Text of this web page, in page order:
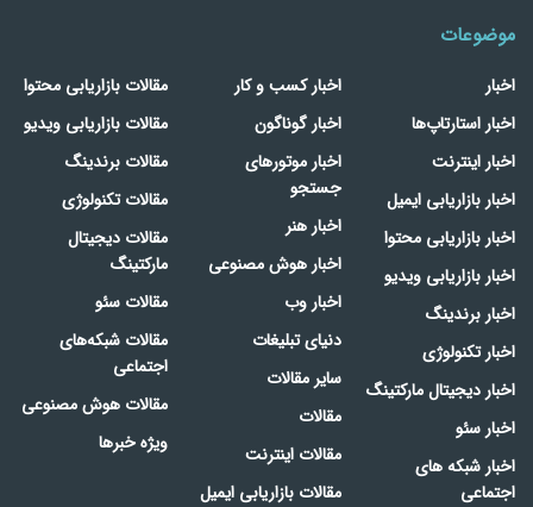
موضوعات
اخبار
اخبار استارتاپ‌ها
اخبار اینترنت
اخبار بازاریابی ایمیل
اخبار بازاریابی محتوا
اخبار بازاریابی ویدیو
اخبار برندینگ
اخبار تکنولوژی
اخبار دیجیتال مارکتینگ
اخبار سئو
اخبار شبکه های
اجتماعی
اخبار کسب و کار
اخبار گوناگون
اخبار موتورهای
جستجو
اخبار هنر
اخبار هوش مصنوعی
اخبار وب
دنیای تبلیغات
سایر مقالات
مقالات
مقالات اینترنت
مقالات بازاریابی ایمیل
مقالات بازاریابی محتوا
مقالات بازاریابی ویدیو
مقالات برندینگ
مقالات تکنولوژی
مقالات دیجیتال
مارکتینگ
مقالات سئو
مقالات شبکه‌های
اجتماعی
مقالات هوش مصنوعی
ویژه خبرها